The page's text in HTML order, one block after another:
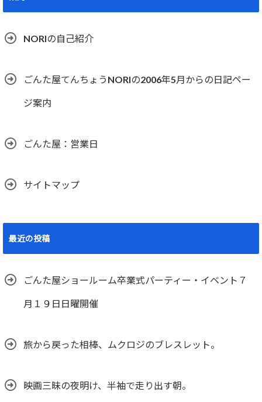
NORIの自己紹介
ごんた屋てんちょうNORIの2006年5月からの日記ペー
ジ案内
ごんた屋：営業日
サイトマップ
最近の投稿
ごんた屋ショールーム卒業式パーティー・イベント７
月１９日日曜開催
旅から戻った相棒、ムクロジのブレスレット。
映画三昧の夜明け、半袖で走り出す朝。